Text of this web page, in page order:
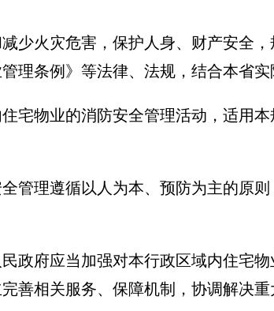
少火灾危害，保护人身、财产安全
理条例》等法律、法规，结合本省实
宅物业的消防安全管理活动，适用
管理遵循以人为本、预防为主的原
政府应当加强对本行政区域内住宅
善相关服务、保障机制，协调解决